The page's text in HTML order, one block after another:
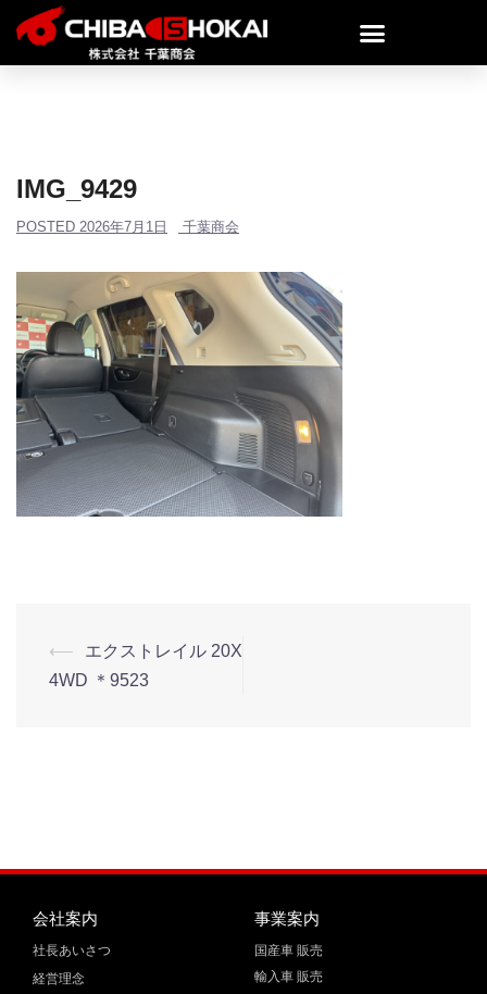
IMG_9429
POSTED 2026年7月1日 千葉商会
⟵
エクストレイル 20X
4WD ＊9523
会社案内
社長あいさつ
経営理念
事業案内
国産車 販売
輸入車 販売